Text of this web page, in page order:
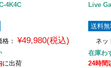
4K4C
：
¥49,980(税込)
に出荷
Live
送料
ネッ
在庫わ
24時間